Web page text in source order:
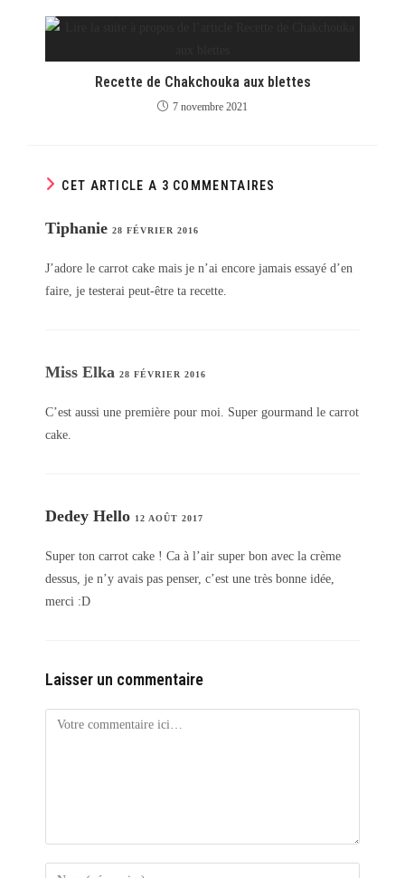
Recette de Chakchouka aux blettes
7 novembre 2021
CET ARTICLE A 3 COMMENTAIRES
Tiphanie 28 FÉVRIER 2016
J’adore le carrot cake mais je n’ai encore jamais essayé d’en
faire, je testerai peut-être ta recette.
Miss Elka 28 FÉVRIER 2016
C’est aussi une première pour moi. Super gourmand le carrot
cake.
Dedey Hello 12 AOÛT 2017
Super ton carrot cake ! Ca à l’air super bon avec la crème
dessus, je n’y avais pas penser, c’est une très bonne idée,
merci :D
Laisser un commentaire
Comment
Enter